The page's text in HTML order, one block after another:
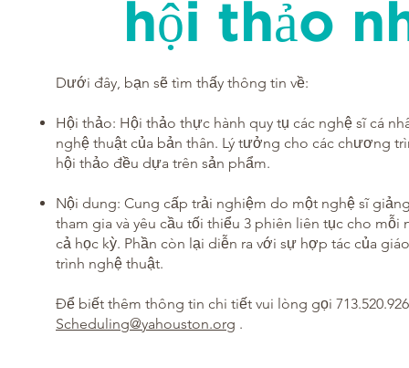
hội thảo
Dưới đây, bạn sẽ tìm thấy thông tin về:
Hội thảo: Hội thảo thực hành quy tụ các nghệ sĩ cá
nghệ thuật của bản thân. Lý tưởng cho các chương
hội thảo đều dựa trên sản phẩm.
Nội dung: Cung cấp trải nghiệm do một nghệ sĩ
tham gia và yêu cầu tối thiểu 3 phiên liên tục cho
cả học kỳ. Phần còn lại diễn ra với sự hợp tác của
trình nghệ thuật.
Để biết thêm thông tin chi tiết vui lòng gọi
Scheduling@yahouston.org .